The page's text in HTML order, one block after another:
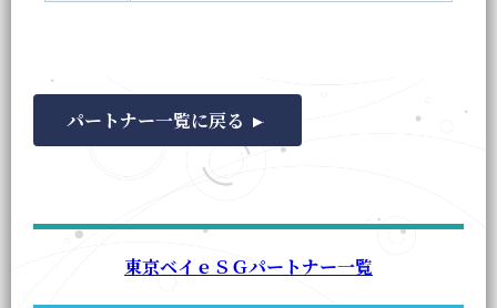
東京ベイｅＳＧパートナー一覧
パートナー一覧に戻る